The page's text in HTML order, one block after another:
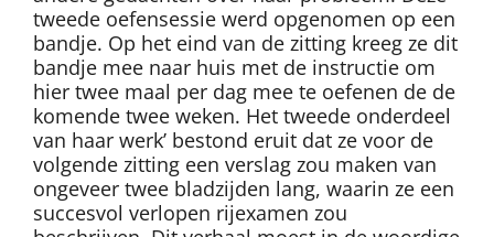
tweede oefensessie werd opgenomen op een
bandje. Op het eind van de zitting kreeg ze dit
bandje mee naar huis met de instructie om
hier twee maal per dag mee te oefenen de de
komende twee weken. Het tweede onderdeel
van haar werk’ bestond eruit dat ze voor de
volgende zitting een verslag zou maken van
ongeveer twee bladzijden lang, waarin ze een
succesvol verlopen rijexamen zou